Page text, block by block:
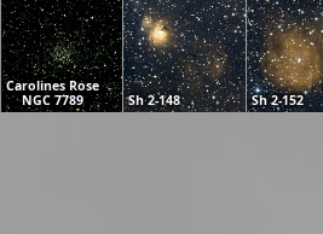
Carolines Rose
NGC 7789
Sh 2-148 Sh 2-152